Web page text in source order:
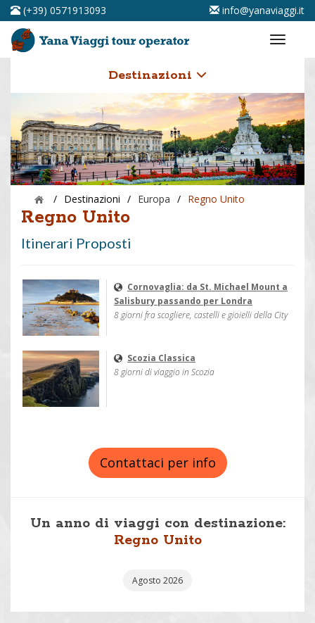
(+39) 0571913093 info@yanaviaggi.it
Destinazioni
/ Destinazioni / Europa / Regno Unito
Regno Unito
Itinerari Proposti
Cornovaglia: da St. Michael Mount a
Salisbury passando per Londra
8 giorni fra scogliere, castelli e gioielli della City
Scozia Classica
8 giorni di viaggio in Scozia
Contattaci per info
Un anno di viaggi con destinazione:
Regno Unito
Agosto 2026